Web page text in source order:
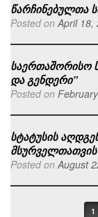
წარჩინებულთა
Posted on April 18,
საერთაშორისო
და გენდერი”
Posted on
სტატუსის
მსურველთათვის
Posted on August
1